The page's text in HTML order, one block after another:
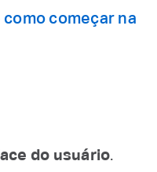
como começar na
do usuário.